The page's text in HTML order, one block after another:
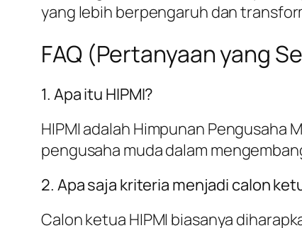
yang lebih berpengaruh dan
FAQ (Pertanyaan yang
1. Apa itu HIPMI?
HIPMI adalah Himpunan Pengusaha
pengusaha muda dalam
2. Apa saja kriteria menjadi calon
Calon ketua HIPMI biasanya